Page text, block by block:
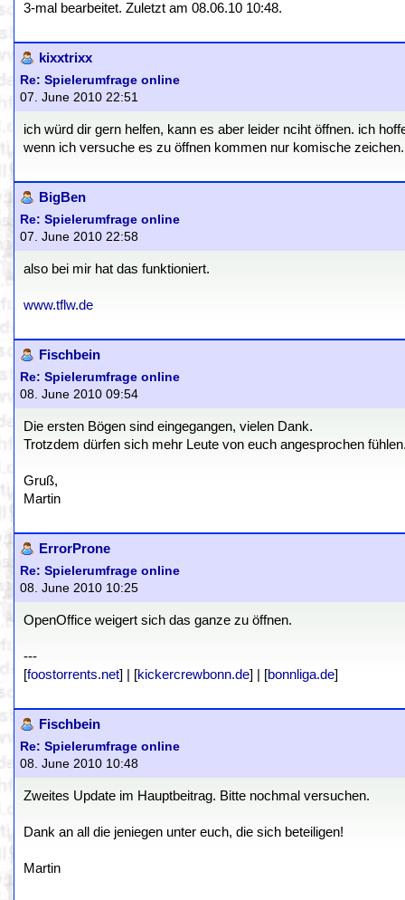
3-mal bearbeitet. Zuletzt am 08.06.10 10:48.
kixxtrixx
Re: Spielerumfrage online
07. June 2010 22:51
ich würd dir gern helfen, kann es aber leider nciht öffnen. ich
wenn ich versuche es zu öffnen kommen nur komische zeichen.
BigBen
Re: Spielerumfrage online
07. June 2010 22:58
also bei mir hat das funktioniert.
www.tflw.de
Fischbein
Re: Spielerumfrage online
08. June 2010 09:54
Die ersten Bögen sind eingegangen, vielen Dank.
Trotzdem dürfen sich mehr Leute von euch angesprochen
Gruß,
Martin
ErrorProne
Re: Spielerumfrage online
08. June 2010 10:25
OpenOffice weigert sich das ganze zu öffnen.
---
[foostorrents.net] | [kickercrewbonn.de] | [bonnliga.de]
Fischbein
Re: Spielerumfrage online
08. June 2010 10:48
Zweites Update im Hauptbeitrag. Bitte nochmal versuchen.
Dank an all die jeniegen unter euch, die sich beteiligen!
Martin